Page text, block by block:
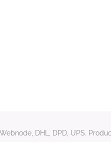
DHL, DPD, UPS.